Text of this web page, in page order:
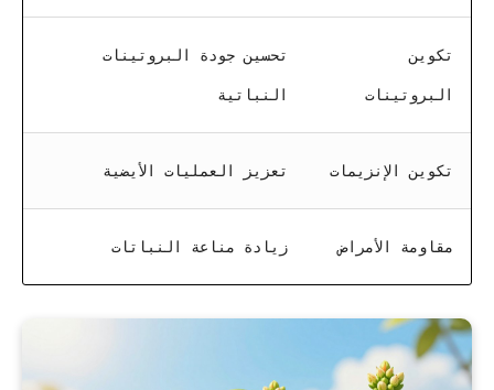
تكوين
البروتينات
تحسين جودة البروتينات
النباتية
تكوين الإنزيمات تعزيز العمليات الأيضية
مقاومة الأمراض زيادة مناعة النباتات